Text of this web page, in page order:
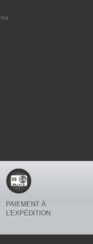
PAIEMENT À
L'EXPÉDITION.